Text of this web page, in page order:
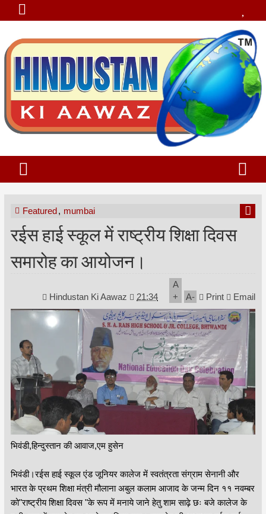
Featured, mumbai
रईस हाई स्कूल में राष्ट्रीय शिक्षा दिवस
समारोह का आयोजन।
Hindustan Ki Aawaz 21:34
A
+
A- Print Email
भिवंडी,हिन्दुस्तान की आवाज,एम हुसेन
भिवंडी।रईस हाई स्कूल एंड जूनियर कालेज में स्वतंत्रता संग्राम सेनानी और
भारत के प्रथम शिक्षा मंत्री मौलाना अबुल कलाम आजाद के जन्म दिन ११ नवम्बर
को"राष्ट्रीय शिक्षा दिवस "के रूप में मनाये जाने हेतु शाम साढ़े छः बजे कालेज के